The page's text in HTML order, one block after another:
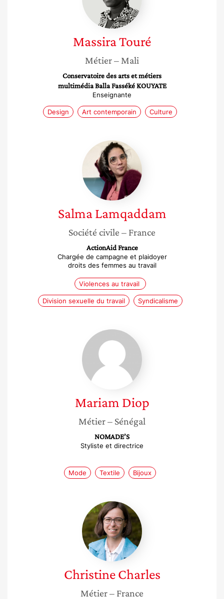
MassiraTouré
Métier– Mali
Conservatoire des arts et métiers
multimédia Balla Fasséké KOUYATE
Enseignante
Design Art contemporain Culture
Salma
Lamqaddam
Salma Lamqaddam
Société civile – France
ActionAid France
Chargée de campagne et plaidoyer
droits des femmes au travail
Violences au travail
Division sexuelle du travail Syndicalisme
Mariam
Diop
Mariam Diop
Métier– Sénégal
NOMADE’S
Styliste et directrice
Mode Textile Bijoux
Christine
Charles
Christine Charles
Métier– France